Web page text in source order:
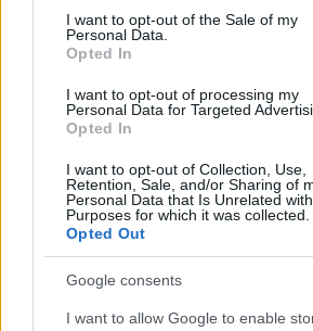
services and may gather and store
not limited to your visit or usage
grant or deny consent to Google and its
consent section.
I want to opt-out of the Sale of my
Personal Data.
Opted In
I want to opt-out of processing my
Personal Data for Targeted
Opted In
I want to opt-out of Collection, Use,
Retention, Sale, and/or Sharing of
Personal Data that Is Unrelated
Purposes for which it was collected.
Opted Out
Google consents
I want to allow Google to enable
passionale, una situazione che
.
Preoccupata cheHopepossa
promette a se stessa e a
attentamente su di loro.
suo timore